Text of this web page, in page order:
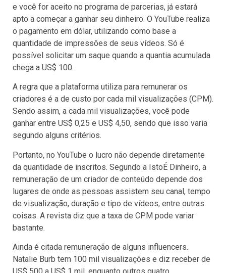
e você for aceito no programa de parcerias, já estará
apto a começar a ganhar seu dinheiro. O YouTube realiza
o pagamento em dólar, utilizando como base a
quantidade de impressões de seus vídeos. Só é
possível solicitar um saque quando a quantia acumulada
chega a US$ 100.
A regra que a plataforma utiliza para remunerar os
criadores é a de custo por cada mil visualizações (CPM).
Sendo assim, a cada mil visualizações, você pode
ganhar entre US$ 0,25 e US$ 4,50, sendo que isso varia
segundo alguns critérios.
Portanto, no YouTube o lucro não depende diretamente
da quantidade de inscritos. Segundo a IstoÉ Dinheiro, a
remuneração de um criador de conteúdo depende dos
lugares de onde as pessoas assistem seu canal, tempo
de visualização, duração e tipo de vídeos, entre outras
coisas. A revista diz que a taxa de CPM pode variar
bastante.
Ainda é citada remuneração de alguns influencers.
Natalie Burb tem 100 mil visualizações e diz receber de